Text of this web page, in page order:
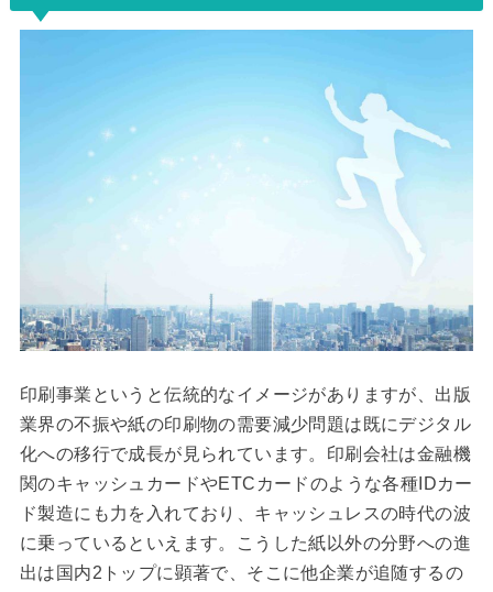
印刷事業というと伝統的なイメージがありますが、出版
業界の不振や紙の印刷物の需要減少問題は既にデジタル
化への移行で成長が見られています。印刷会社は金融機
関のキャッシュカードやETCカードのような各種IDカー
ド製造にも力を入れており、キャッシュレスの時代の波
に乗っているといえます。こうした紙以外の分野への進
出は国内2トップに顕著で、そこに他企業が追随するの